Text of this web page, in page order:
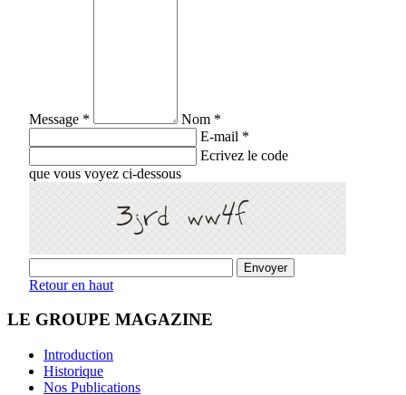
Message *
Nom *
E-mail *
Ecrivez le code
que vous voyez ci-dessous
Retour en haut
LE GROUPE MAGAZINE
Introduction
Historique
Nos Publications